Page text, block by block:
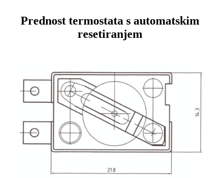
Prednost termostata s automatskim
resetiranjem